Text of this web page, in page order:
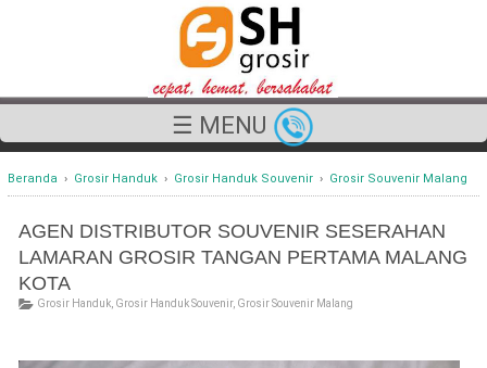
☰ MENU
Beranda › Grosir Handuk › Grosir Handuk Souvenir › Grosir Souvenir Malang
AGEN DISTRIBUTOR SOUVENIR SESERAHAN
LAMARAN GROSIR TANGAN PERTAMA MALANG
KOTA
Grosir Handuk, Grosir Handuk Souvenir, Grosir Souvenir Malang